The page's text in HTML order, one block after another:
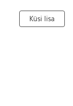
Küsi lisa